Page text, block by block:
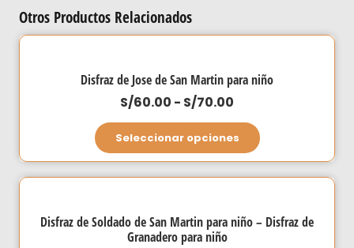
Otros Productos Relacionados
Disfraz de Jose de San Martin para niño
S/60.00 - S/70.00
de
precios:
desde
S/60.00
S/70.00
Seleccionar opciones
Este
variantes.
Disfraz de Soldado de San Martin para niño – Disfraz de
Granadero para niño